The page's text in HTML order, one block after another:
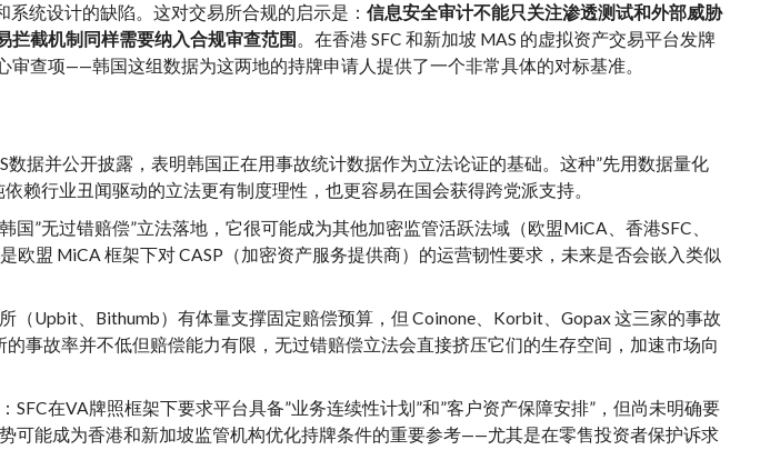
统设计的缺陷。这对交易所合规的启示是： 信息安全审计不能只关注渗透测试和外部威胁
拦截机制同样需要纳入合规审查范围 。在香港 SFC 和新加坡 MAS 的虚拟资产交易平台发牌
查项——韩国这组数据为这两地的持牌申请人提供了一个非常具体的对标基准。
数据并公开披露，表明韩国正在用事故统计数据作为立法论证的基础。这种”先用数据量化
赖行业丑闻驱动的立法更有制度理性，也更容易在国会获得跨党派支持。
韩国”无过错赔偿”立法落地，它很可能成为其他加密监管活跃法域（欧盟MiCA、香港SFC、
欧盟 MiCA 框架下对 CASP（加密资产服务提供商）的运营韧性要求，未来是否会嵌入类似
所（Upbit、Bithumb）有体量支撑固定赔偿预算，但 Coinone、Korbit、Gopax 这三家的事故
事故率并不低但赔偿能力有限，无过错赔偿立法会直接挤压它们的生存空间，加速市场向
：SFC在VA牌照框架下要求平台具备”业务连续性计划”和”客户资产保障安排”，但尚未明确要
可能成为香港和新加坡监管机构优化持牌条件的重要参考——尤其是在零售投资者保护诉求